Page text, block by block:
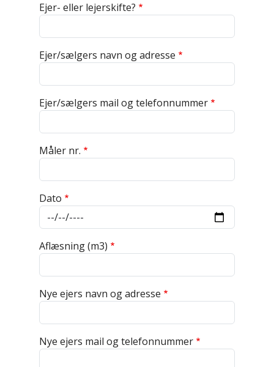
Ejer- eller lejerskifte?
Ejer/sælgers navn og adresse
Ejer/sælgers mail og telefonnummer
Måler nr.
Dato
Aflæsning (m3)
Nye ejers navn og adresse
Nye ejers mail og telefonnummer